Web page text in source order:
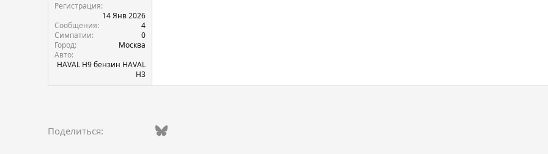
Регистрация
14 Янв 2026
Сообщения
4
Симпатии
0
Город
Москва
Авто
HAVAL H9 бензин HAVAL
H3
Поделиться: Vkontakte
FacebookBluesky